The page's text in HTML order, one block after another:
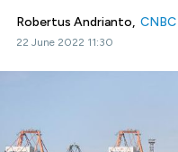
Robertus Andrianto,
22 June 2022 11:30